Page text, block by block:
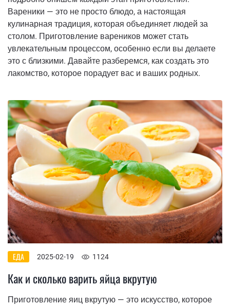
Вареники — это не просто блюдо, а настоящая
кулинарная традиция, которая объединяет людей за
столом. Приготовление вареников может стать
увлекательным процессом, особенно если вы делаете
это с близкими. Давайте разберемся, как создать это
лакомство, которое порадует вас и ваших родных.
ЕДА 2025-02-19 1124
Как и сколько варить яйца вкрутую
Приготовление яиц вкрутую — это искусство, которое